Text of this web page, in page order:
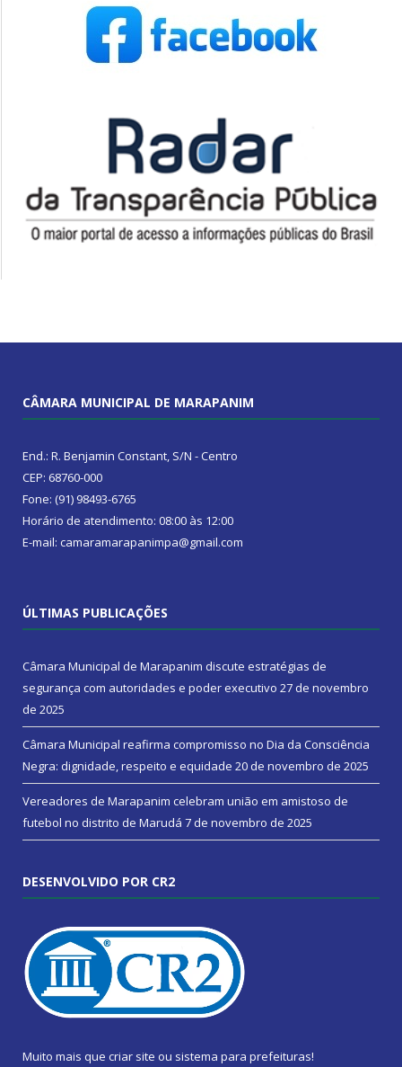
CÂMARA MUNICIPAL DE MARAPANIM
End.: R. Benjamin Constant, S/N - Centro
CEP: 68760-000
Fone: (91) 98493-6765
Horário de atendimento: 08:00 às 12:00
E-mail: camaramarapanimpa@gmail.com
ÚLTIMAS PUBLICAÇÕES
Câmara Municipal de Marapanim discute estratégias de
segurança com autoridades e poder executivo 27 de novembro
de 2025
Câmara Municipal reafirma compromisso no Dia da Consciência
Negra: dignidade, respeito e equidade 20 de novembro de 2025
Vereadores de Marapanim celebram união em amistoso de
futebol no distrito de Marudá 7 de novembro de 2025
DESENVOLVIDO POR CR2
Muito mais que criar site ou sistema para prefeituras!